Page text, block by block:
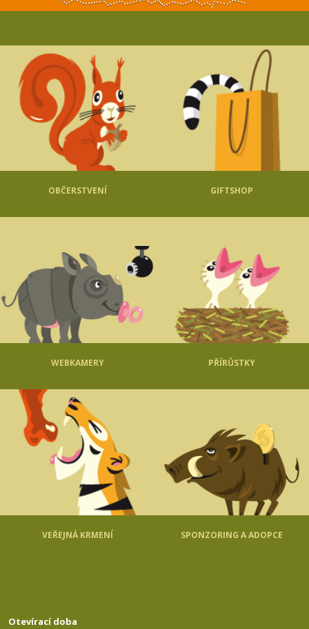
OBČERSTVENÍ GIFTSHOP
WEBKAMERY PŘÍRŮSTKY
VEŘEJNÁ KRMENÍ SPONZORING A ADOPCE
Otevírací doba